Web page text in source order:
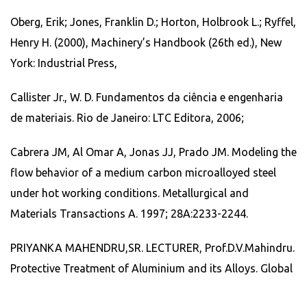
Oberg, Erik; Jones, Franklin D.; Horton, Holbrook L.; Ryffel,
Henry H. (2000), Machinery’s Handbook (26th ed.), New
York: Industrial Press,
Callister Jr., W. D. Fundamentos da ciência e engenharia
de materiais. Rio de Janeiro: LTC Editora, 2006;
Cabrera JM, Al Omar A, Jonas JJ, Prado JM. Modeling the
flow behavior of a medium carbon microalloyed steel
under hot working conditions. Metallurgical and
Materials Transactions A. 1997; 28A:2233-2244.
PRIYANKA MAHENDRU,SR. LECTURER, Prof.D.V.Mahindru.
Protective Treatment of Aluminium and its Alloys. Global